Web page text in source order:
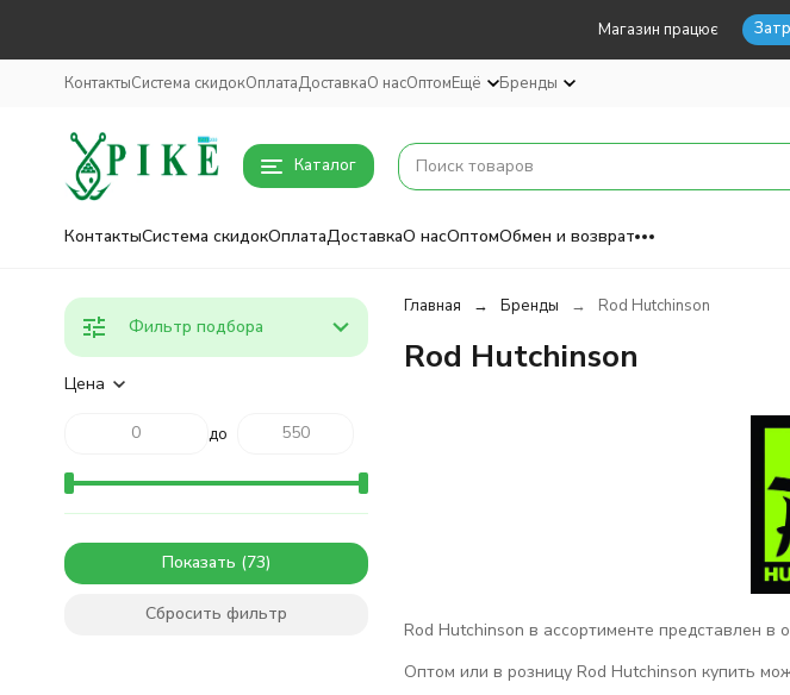
Магазин працює
КонтактыСистема скидокОплатаДоставкаО насОптомЕщё Бренды
Каталог
КонтактыСистема скидокОплатаДоставкаО насОптомОбмен и возврат
Главная Бренды Rod Hutchinson
Rod Hutchinson
Rod Hutchinson в ассортименте представлен
Оптом или в розницу Rod Hutchinson купить
Фильтр подбора
Цена
до
Показать
Сбросить фильтр